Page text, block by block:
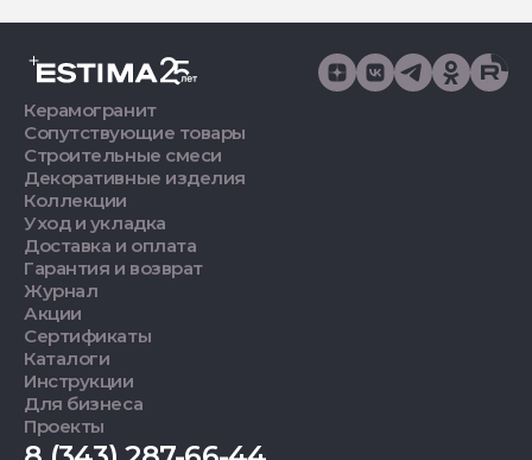
Керамогранит
Сопутствующие товары
Строительные смеси
Декоративные изделия
Коллекции
Уход и укладка
Доставка и оплата
Гарантия и возврат
Журнал
Акции
Сертификаты
Каталоги
Инструкции
Для бизнеса
Проекты